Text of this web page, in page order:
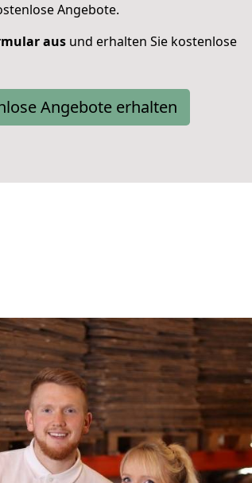
Angebote.
aus und erhalten Sie kostenlose
Angebote erhalten